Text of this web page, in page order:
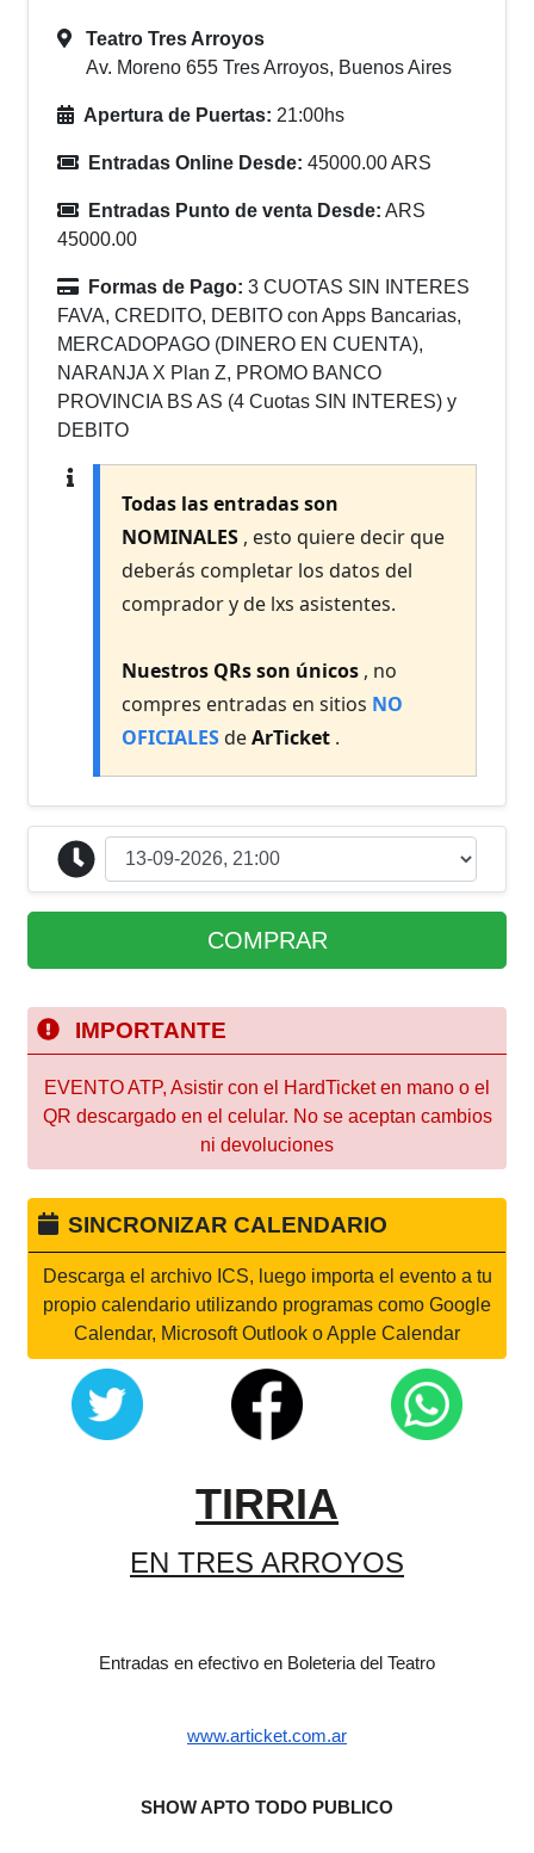
Teatro Tres Arroyos
Av. Moreno 655 Tres Arroyos, Buenos Aires
Apertura de Puertas: 21:00hs
Entradas Online Desde: 45000.00 ARS
Entradas Punto de venta Desde: ARS
45000.00
Formas de Pago: 3 CUOTAS SIN INTERES
FAVA, CREDITO, DEBITO con Apps Bancarias,
MERCADOPAGO (DINERO EN CUENTA),
NARANJA X Plan Z, PROMO BANCO
PROVINCIA BS AS (4 Cuotas SIN INTERES) y
DEBITO
Todas las entradas son
NOMINALES , esto quiere decir que
deberás completar los datos del
comprador y de lxs asistentes.
Nuestros QRs son únicos , no
compres entradas en sitios NO
OFICIALESdeArTicket .
COMPRAR
IMPORTANTE
EVENTO ATP, Asistir con el HardTicket en mano o el
QR descargado en el celular. No se aceptan cambios
ni devoluciones
SINCRONIZAR CALENDARIO
Descarga el archivo ICS, luego importa el evento a tu
propio calendario utilizando programas como Google
Calendar, Microsoft Outlook o Apple Calendar
TIRRIA
EN TRES ARROYOS
Entradas en efectivo en Boleteria del Teatro
www.articket.com.ar
SHOW APTO TODO PUBLICO